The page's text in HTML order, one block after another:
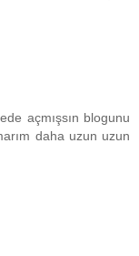
açmışsın blogunu
daha uzun uzun